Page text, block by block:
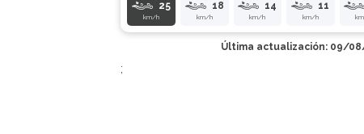
25
km/h
18
km/h
14
km/h
11
km/h
Última actualización: 09/
;